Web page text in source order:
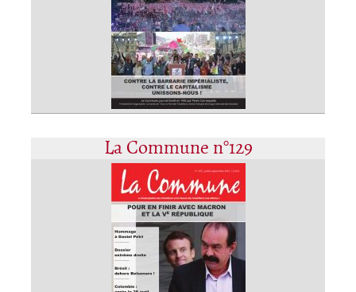
La Commune n°129